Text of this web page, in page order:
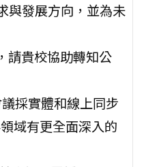
與發展方向，並為未
貴校協助轉知公
採實體和線上同步
域有更全面深入的